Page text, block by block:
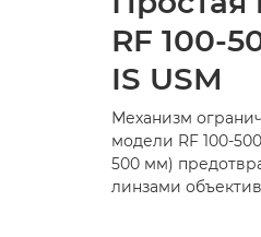
RF 100-
IS USM
Механизм
модели RF 100-
500 мм)
линзами